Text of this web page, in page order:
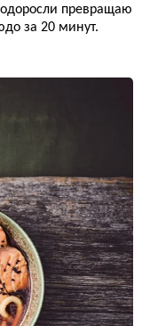
превращаю
за 20 минут.